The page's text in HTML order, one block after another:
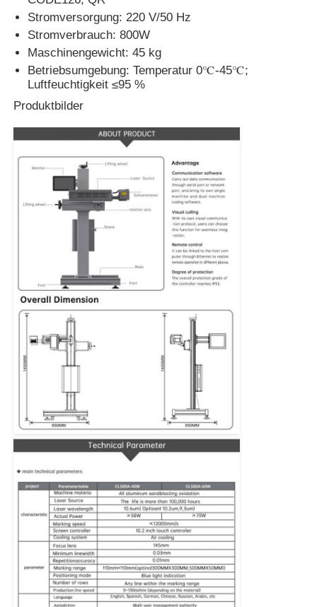
CO2-Lasermarkierungsmaschine
UV -Lasermarkierungsmaschine
Tj-Tintenstrahldrucker
Industrielle Tintenpatronen
Verpackungsmaschine
Dauerdichte Versiegelungsmaschine
Stromversorgung: 220 V/50 Hz
Stromverbrauch: 800W
Maschinengewicht: 45 kg
Betriebsumgebung: Temperatur 0℃-45℃;
Luftfeuchtigkeit ≤95 %
Produktbilder